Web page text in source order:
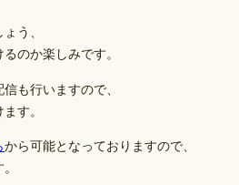
う、
のか楽しみです。
も行いますので、
す。
から可能となっておりますので、